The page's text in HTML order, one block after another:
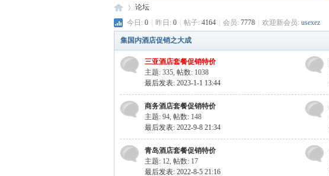
»
论坛
今日: 0 昨日: 0 帖子: 4164 会员: 7778 欢迎新会员: usexez
集国内酒店促销之大成
三亚酒店套餐促销特价
主题: 335, 帖数: 1038
最后发表: 2023-1-1 13:44
商务酒店套餐促销特价
主题: 94, 帖数: 148
最后发表: 2022-9-8 21:34
青岛酒店套餐促销特价
主题: 12, 帖数: 17
最后发表: 2022-8-5 21:16